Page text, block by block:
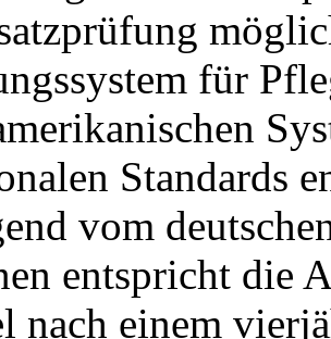
für
Standards
vom
entspricht die
nach einem